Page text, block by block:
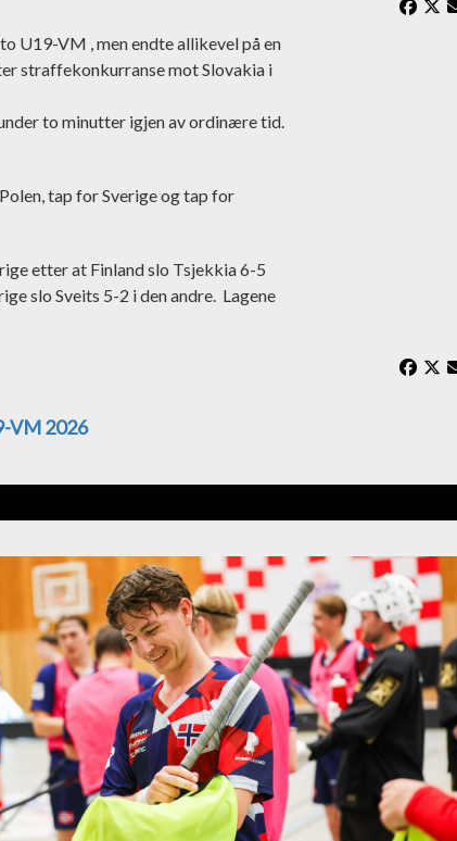
U19-VM , men endte allikevel på en
straffekonkurranse mot Slovakia i
to minutter igjen av ordinære tid.
tap for Sverige og tap for
etter at Finland slo Tsjekkia 6-5
slo Sveits 5-2 i den andre. Lagene
VM 2026